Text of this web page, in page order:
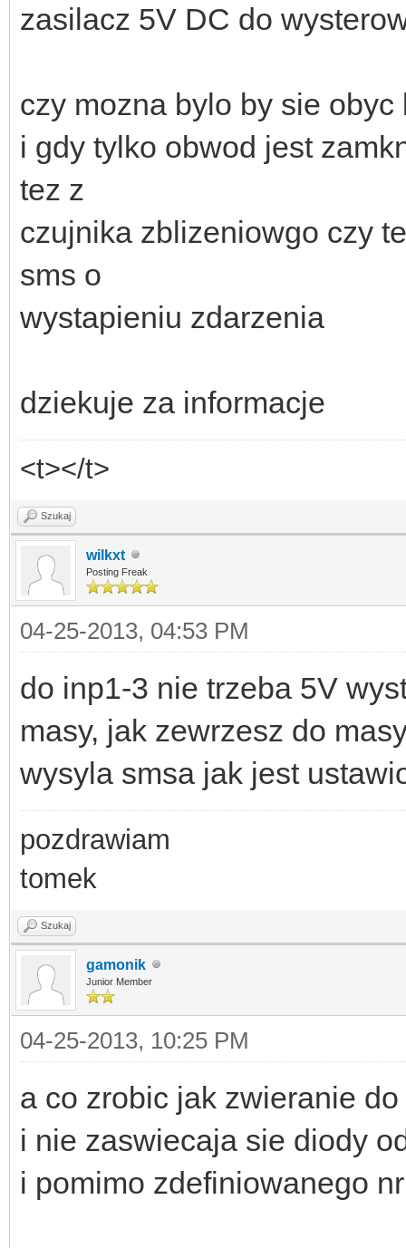
zasilacz 5V DC do
czy mozna bylo by sie
i gdy tylko obwod jest
tez z
czujnika zblizeniowgo czy
sms o
wystapieniu zdarzenia
dziekuje za informacje
<t></t>
Szukaj
wilkxt
Posting Freak
04-25-2013, 04:53 PM
do inp1-3 nie trzeba 5V
masy, jak zewrzesz do
wysyla smsa jak jest
pozdrawiam
tomek
Szukaj
gamonik
Junior Member
04-25-2013, 10:25 PM
a co zrobic jak zwieranie
i nie zaswiecaja sie diody
i pomimo zdefiniowanego